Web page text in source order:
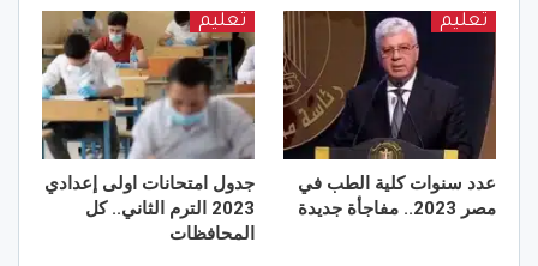
تعليم
عدد سنوات كلية الطب في
مصر 2023.. مفاجأة جديدة
تعليم
جدول امتحانات اولى إعدادي
2023 الترم الثاني.. كل
المحافظات